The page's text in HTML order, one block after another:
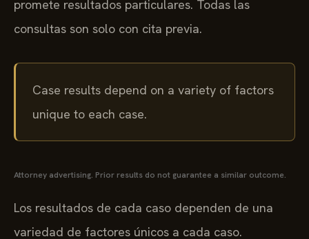
promete resultados particulares. Todas las
consultas son solo con cita previa.
Case results depend on a variety of factors
unique to each case.
Attorney advertising. Prior results do not guarantee a similar outcome.
Los resultados de cada caso dependen de una
variedad de factores únicos a cada caso.